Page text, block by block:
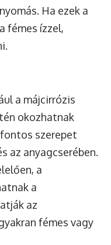
Ha ezek a
fémes ízzel,
a májcirrózis
okozhatnak
szerepet
az anyagcserében.
a
a
az
fémes vagy